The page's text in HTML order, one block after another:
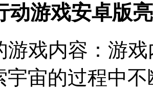
动游戏安卓版
游戏内容：游
宇宙的过程中